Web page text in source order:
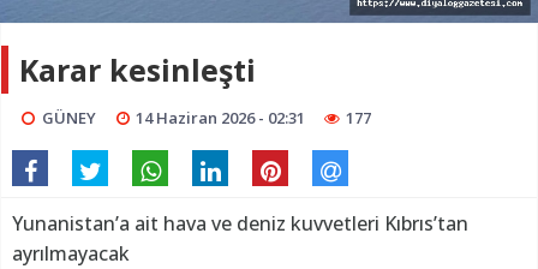
Karar kesinleşti
GÜNEY 14 Haziran 2026 - 02:31 177
Yunanistan’a ait hava ve deniz kuvvetleri Kıbrıs’tan
ayrılmayacak